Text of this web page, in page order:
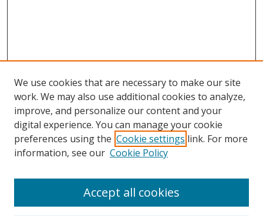
Search
We use cookies that are necessary to make our site
work. We may also use additional cookies to analyze,
improve, and personalize our content and your
digital experience. You can manage your cookie
preferences using the Cookie settings link. For more
information, see our Cookie Policy
Accept all cookies